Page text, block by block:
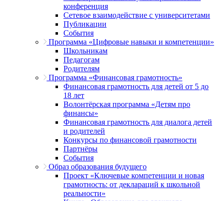
конференция
Сетевое взаимодействие с университетами
Публикации
События
Программа «Цифровые навыки и компетенции»
Школьникам
Педагогам
Родителям
Программа «Финансовая грамотность»
Финансовая грамотность для детей от 5 до
18 лет
Волонтёрская программа «Детям про
финансы»
Финансовая грамотность для диалога детей
и родителей
Конкурсы по финансовой грамотности
Партнёры
События
Образ образования будущего
Проект «Ключевые компетенции и новая
грамотность: от деклараций к школьной
реальности»